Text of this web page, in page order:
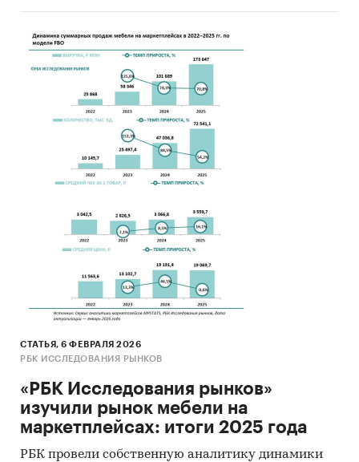
СТАТЬЯ, 6 ФЕВРАЛЯ 2026
РБК ИССЛЕДОВАНИЯ РЫНКОВ
«РБК Исследования рынков»
изучили рынок мебели на
маркетплейсах: итоги 2025 года
РБК провели собственную аналитику динамики